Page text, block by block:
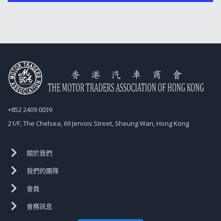
+852 2409 0039
21/F, The Chelsea, 69 Jervois Street, Sheung Wan, Hong Kong
關於我們
我們的團隊
會員
會務訊息